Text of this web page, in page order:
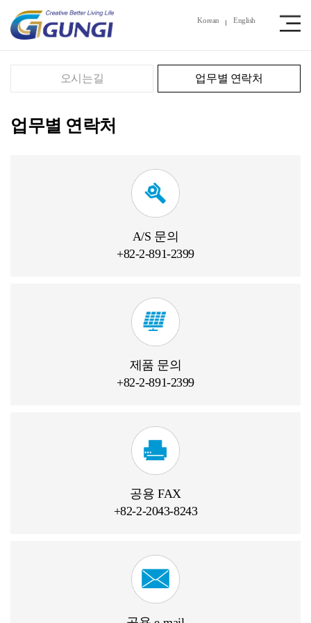
Korean English
오시는길 업무별 연락처
업무별 연락처
A/S 문의
+82-2-891-2399
제품 문의
+82-2-891-2399
공용 FAX
+82-2-2043-8243